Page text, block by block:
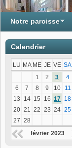
Notre paroisse
Calendrier
LU MA ME JE VE SA
1
2 3 4
6
7 8 9 10 11
13
14 15 16 17 18
20 21 22 23 24 25
27 28
février 2023